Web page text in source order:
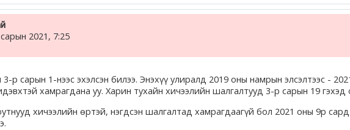
2021, 7:25
сарын 1-нээс эхэлсэн билээ. Энэхүү улиралд 2019 оны намрын элсэлтээс -
хамрагдана уу. Харин тухайн хичээлийн шалгалтууд 3-р сарын 19 гэхэд
хичээлийн өртэй, нэгдсэн шалгалтад хамрагдаагүй бол 2021 оны 9р